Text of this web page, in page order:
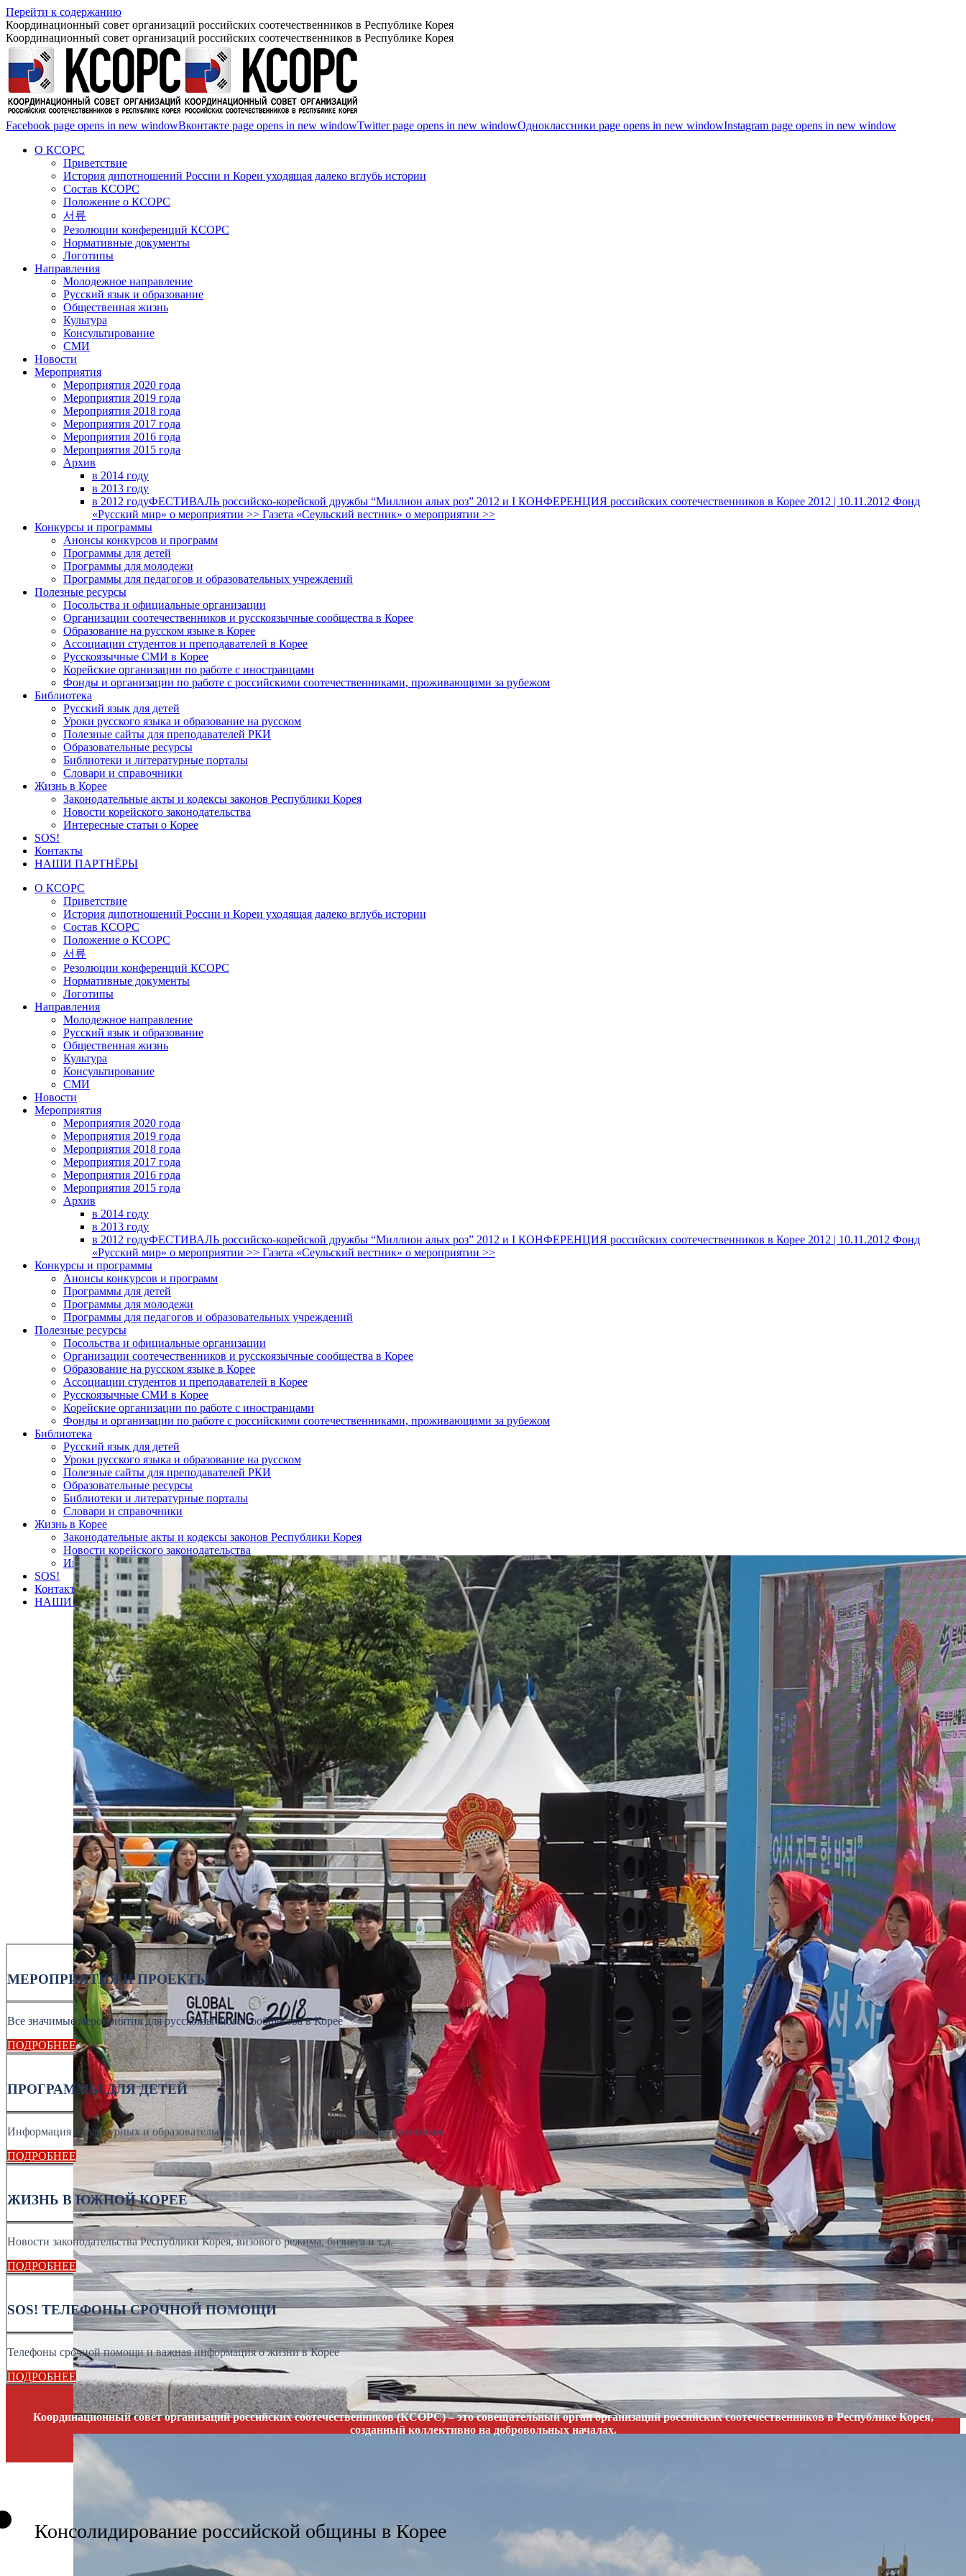
Перейти к содержанию
Координационный совет организаций российских соотечественников в Республике Корея
Координационный совет организаций российских соотечественников в Республике Корея
Facebook page opens in new windowВконтакте page opens in new windowTwitter page opens in new windowОдноклассники page opens in new windowInstagram page opens in new window
О КСОРС
Приветствие
История дипотношений России и Кореи уходящая далеко вглубь истории
Состав КСОРС
Положение о КСОРС
서류
Резолюции конференций КСОРС
Нормативные документы
Логотипы
Направления
Молодежное направление
Русский язык и образование
Общественная жизнь
Культура
Консультирование
СМИ
Новости
Мероприятия
Мероприятия 2020 года
Мероприятия 2019 года
Мероприятия 2018 годa
Мероприятия 2017 года
Мероприятия 2016 года
Мероприятия 2015 года
Архив
в 2014 году
в 2013 году
в 2012 годуФЕСТИВАЛЬ российско-корейской дружбы “Миллион алых роз” 2012 и I КОНФЕРЕНЦИЯ российских соотечественников в Корее 2012 | 10.11.2012 Фонд
«Русский мир» о мероприятии >> Газета «Сеульский вестник» о мероприятии >>
Конкурсы и программы
Анонсы конкурсов и программ
Программы для детей
Программы для молодежи
Программы для педагогов и образовательных учреждений
Полезные ресурсы
Посольства и официальные организации
Организации соотечественников и русскоязычные сообщества в Корее
Образование на русском языке в Корее
Ассоциации студентов и преподавателей в Корее
Русскоязычные СМИ в Корее
Корейские организации по работе с иностранцами
Фонды и организации по работе с российскими соотечественниками, проживающими за рубежом
Библиотека
Русский язык для детей
Уроки русского языка и образование на русском
Полезные сайты для преподавателей РКИ
Образовательные ресурсы
Библиотеки и литературные порталы
Словари и справочники
Жизнь в Корее
Законодательные акты и кодексы законов Республики Корея
Новости корейского законодательства
Интересные статьи о Корее
SOS!
Контакты
НАШИ ПАРТНЁРЫ
О КСОРС
Приветствие
История дипотношений России и Кореи уходящая далеко вглубь истории
Состав КСОРС
Положение о КСОРС
서류
Резолюции конференций КСОРС
Нормативные документы
Логотипы
Направления
Молодежное направление
Русский язык и образование
Общественная жизнь
Культура
Консультирование
СМИ
Новости
Мероприятия
Мероприятия 2020 года
Мероприятия 2019 года
Мероприятия 2018 годa
Мероприятия 2017 года
Мероприятия 2016 года
Мероприятия 2015 года
Архив
в 2014 году
в 2013 году
в 2012 годуФЕСТИВАЛЬ российско-корейской дружбы “Миллион алых роз” 2012 и I КОНФЕРЕНЦИЯ российских соотечественников в Корее 2012 | 10.11.2012 Фонд
«Русский мир» о мероприятии >> Газета «Сеульский вестник» о мероприятии >>
Конкурсы и программы
Анонсы конкурсов и программ
Программы для детей
Программы для молодежи
Программы для педагогов и образовательных учреждений
Полезные ресурсы
Посольства и официальные организации
Организации соотечественников и русскоязычные сообщества в Корее
Образование на русском языке в Корее
Ассоциации студентов и преподавателей в Корее
Русскоязычные СМИ в Корее
Корейские организации по работе с иностранцами
Фонды и организации по работе с российскими соотечественниками, проживающими за рубежом
Библиотека
Русский язык для детей
Уроки русского языка и образование на русском
Полезные сайты для преподавателей РКИ
Образовательные ресурсы
Библиотеки и литературные порталы
Словари и справочники
Жизнь в Корее
Законодательные акты и кодексы законов Республики Корея
Новости корейского законодательства
Интересные статьи о Корее
SOS!
Контакты
НАШИ ПАРТНЁРЫ
МЕРОПРИЯТИЯ И ПРОЕКТЫ
Все значимые мероприятия для русскоязычного сообщества в Корее
ПОДРОБНЕЕ
ПРОГРАММЫ ДЛЯ ДЕТЕЙ
Информация о культурных и образовательных программах для детей соотечественников
ПОДРОБНЕЕ
ЖИЗНЬ В ЮЖНОЙ КОРЕЕ
Новости законодательства Республики Корея, визового режима, бизнеса и т.д.
ПОДРОБНЕЕ
SOS! ТЕЛЕФОНЫ СРОЧНОЙ ПОМОЩИ
Телефоны срочной помощи и важная информация о жизни в Корее
ПОДРОБНЕЕ
Координационный совет организаций российских соотечественников (КСОРС) – это совещательный орган организаций российских соотечественников в Республике Корея,
созданный коллективно на добровольных началах.
Консолидирование российской общины в Корее